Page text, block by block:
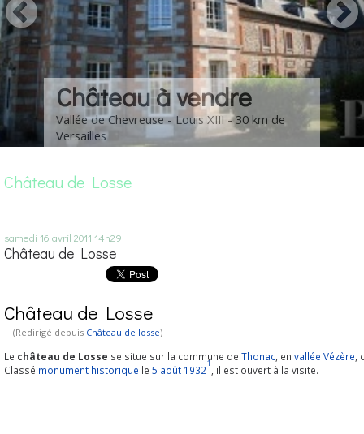
Château à vendre
Vallée de Chevreuse - Louis XIII - 30 km de
Versailles
Château de Losse
samedi 16 avril 2011 14h29
Château de Losse
Château de Losse
(Redirigé depuis Château de losse)
Le château de Losse se situe sur la commune de Thonac , en vallée Vézère
Classé monument historique le 5 août 1932
1
, il est ouvert à la visite.